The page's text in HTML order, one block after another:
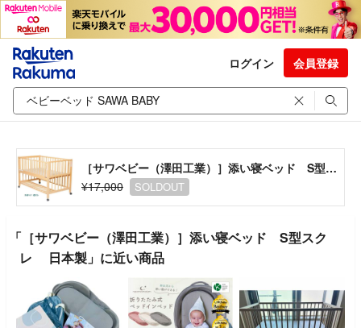
ログイン 会員登録
［サワベビー（澤田工業）］添い寝ベッド S型スクレ 日本製
¥17,000
SOLDOUT
「［サワベビー（澤田工業）］添い寝ベッド S型スク
レ 日本製」に近い商品